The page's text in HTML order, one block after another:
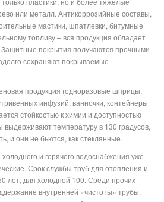
или металл. Антикоррозийные составы,
мастики, шпатлевки, битумные
топливу – вся продукция обладает
Защитные покрытия получаются прочными
сохраняют покрываемые
продукция (одноразовые шприцы,
инфузий, ванночки, контейнеры
стойкостью к химии и доступностью
температуру в 130 градусов,
и они не бьются, как стеклянные.
и горячего водоснабжения уже
Срок службы труб для отопления и
лет, для холодной 100. Среди прочих
внутренней «чистоты» трубы.